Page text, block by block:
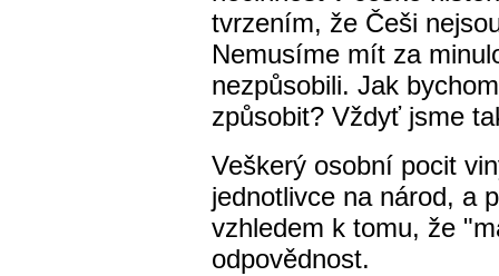
tvrzením, že Češi
Nemusíme mít za
nezpůsobili. Jak
způsobit? Vždyť jsme
Veškerý osobní pocit
jednotlivce na národ, a
vzhledem k tomu, že
odpovědnost.